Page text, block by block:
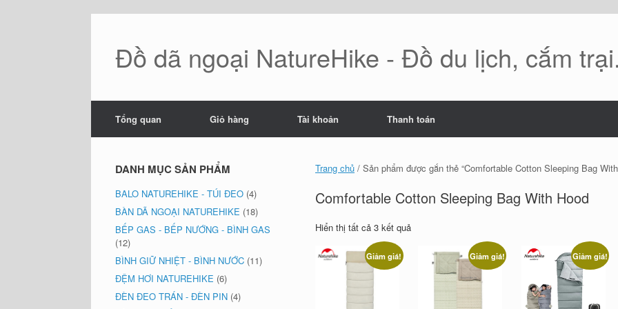
Đồ dã ngoại NatureHike - Đồ du lịch, cắm
Tổng quan Giỏ hàng Tài khoản Thanh toán
Trang chủ / Sản phẩm được gắn thẻ “Comfortable Cotton Sleeping Bag
Comfortable Cotton Sleeping Bag With Hood
Hiển thị tất cả 3 kết quảĐã
Giảm giá! Giảm giá! Giảm giá!
DANH MỤC SẢN PHẨM
BALO NATUREHIKE - TÚI ĐEO (4)
BÀN DÃ NGOẠI NATUREHIKE (18)
BẾP GAS - BẾP NƯỚNG - BÌNH GAS
(12)
BÌNH GIỮ NHIỆT - BÌNH NƯỚC (11)
ĐỆM HƠI NATUREHIKE (6)
ĐÈN ĐEO TRÁN - ĐÈN PIN (4)